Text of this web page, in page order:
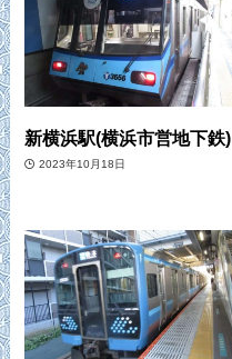
新横浜駅(横浜市営地下鉄)
2023年10月18日